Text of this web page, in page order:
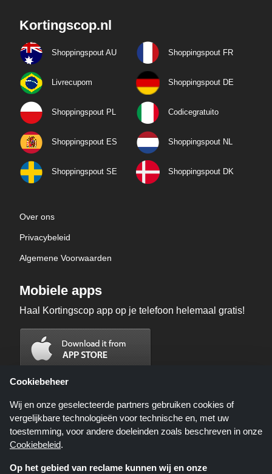
Kortingscop.nl
Shoppingspout AU Shoppingspout FR
Livrecupom Shoppingspout DE
Shoppingspout PL Codicegratuito
Shoppingspout ES Shoppingspout NL
Shoppingspout SE Shoppingspout DK
Over ons
Privacybeleid
Algemene Voorwaarden
Mobiele apps
Haal Kortingscop app op je telefoon helemaal gratis!
Cookiebeheer
Wij en onze geselecteerde partners gebruiken cookies of
vergelijkbare technologieën voor technische en, met uw
toestemming, voor andere doeleinden zoals beschreven in onze
Cookiebeleid.
Op het gebied van reclame kunnen wij en onze